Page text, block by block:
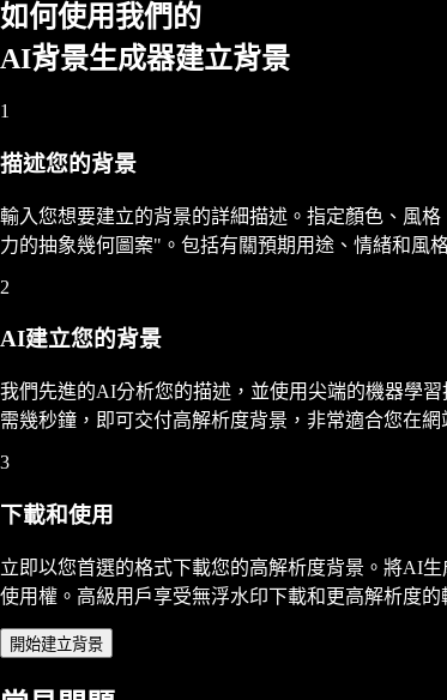
如何使用我們的
AI背景生成器建立背景
1
描述您的背景
輸入您想要建立的背景的詳細描述。指定顏色、風
力的抽象幾何圖案"。包括有關預期用途、情緒和風
2
AI建立您的背景
我們先進的AI分析您的描述，並使用尖端的機器學
需幾秒鐘，即可交付高解析度背景，非常適合您在
3
下載和使用
立即以您首選的格式下載您的高解析度背景。將AI
使用權。高級用戶享受無浮水印下載和更高解析度的
開始建立背景